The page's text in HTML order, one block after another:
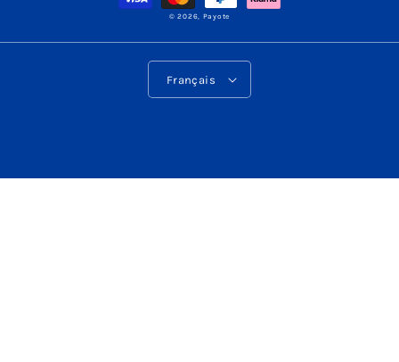
© 2026, Payote
L
a
u
Français